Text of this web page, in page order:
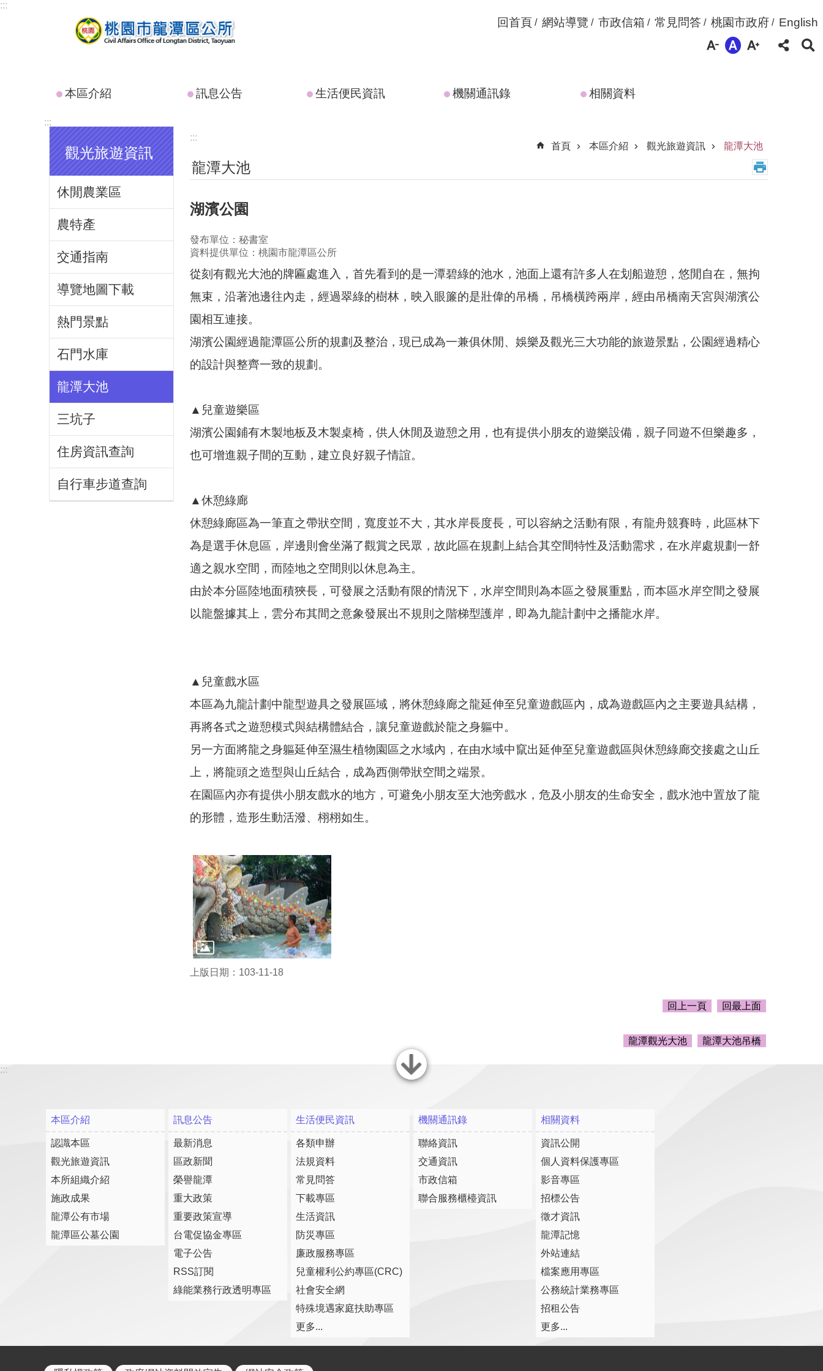
跳到主要內容區塊
:::
回首頁 網站導覽 市政信箱 常見問答 桃園市政府 English
本區介紹 訊息公告 生活便民資訊 機關通訊錄 相關資料
:::
觀光旅遊資訊
休閒農業區
農特產
交通指南
導覽地圖下載
熱門景點
石門水庫
龍潭大池
三坑子
住房資訊查詢
自行車步道查詢
:::
首頁
本區介紹 觀光旅遊資訊 龍潭大池
龍潭大池
湖濱公園
發布單位：秘書室
資料提供單位：桃園市龍潭區公所
從刻有觀光大池的牌匾處進入，首先看到的是一潭碧綠的池水，池面上還有許多人在划船遊憩，悠閒自在，無拘
無束，沿著池邊往內走，經過翠綠的樹林，映入眼簾的是壯偉的吊橋，吊橋橫跨兩岸，經由吊橋南天宮與湖濱公
園相互連接。
湖濱公園經過龍潭區公所的規劃及整治，現已成為一兼俱休閒、娛樂及觀光三大功能的旅遊景點，公園經過精心
的設計與整齊一致的規劃。
▲兒童遊樂區
湖濱公園鋪有木製地板及木製桌椅，供人休閒及遊憩之用，也有提供小朋友的遊樂設備，親子同遊不但樂趣多，
也可增進親子間的互動，建立良好親子情誼。
▲休憩綠廊
休憩綠廊區為一筆直之帶狀空間，寬度並不大，其水岸長度長，可以容納之活動有限，有龍舟競賽時，此區林下
為是選手休息區，岸邊則會坐滿了觀賞之民眾，故此區在規劃上結合其空間特性及活動需求，在水岸處規劃一舒
適之親水空間，而陸地之空間則以休息為主。
由於本分區陸地面積狹長，可發展之活動有限的情況下，水岸空間則為本區之發展重點，而本區水岸空間之發展
以龍盤據其上，雲分布其間之意象發展出不規則之階梯型護岸，即為九龍計劃中之播龍水岸。
▲兒童戲水區
本區為九龍計劃中龍型遊具之發展區域，將休憩綠廊之龍延伸至兒童遊戲區內，成為遊戲區內之主要遊具結構，
再將各式之遊憩模式與結構體結合，讓兒童遊戲於龍之身軀中。
另一方面將龍之身軀延伸至濕生植物園區之水域內，在由水域中竄出延伸至兒童遊戲區與休憩綠廊交接處之山丘
上，將龍頭之造型與山丘結合，成為西側帶狀空間之端景。
在園區內亦有提供小朋友戲水的地方，可避免小朋友至大池旁戲水，危及小朋友的生命安全，戲水池中置放了龍
的形體，造形生動活潑、栩栩如生。
上版日期：103-11-18
回上一頁 回最上面
龍潭觀光大池 龍潭大池吊橋
關閉
:::
本區介紹
認識本區
觀光旅遊資訊
本所組織介紹
施政成果
龍潭公有市場
龍潭區公墓公園
訊息公告
最新消息
區政新聞
榮譽龍潭
重大政策
重要政策宣導
台電促協金專區
電子公告
RSS訂閱
綠能業務行政透明專區
生活便民資訊
各類申辦
法規資料
常見問答
下載專區
生活資訊
防災專區
廉政服務專區
兒童權利公約專區(CRC)
社會安全網
特殊境遇家庭扶助專區
更多...
機關通訊錄
聯絡資訊
交通資訊
市政信箱
聯合服務櫃檯資訊
相關資料
資訊公開
個人資料保護專區
影音專區
招標公告
徵才資訊
龍潭記憶
外站連結
檔案應用專區
公務統計業務專區
招租公告
更多...